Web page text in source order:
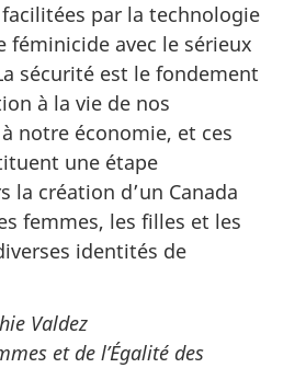
par la technologie
féminicide avec le sérieux
sécurité est le fondement
à la vie de nos
notre économie, et ces
une étape
la création d’un Canada
femmes, les filles et les
identités de
Valdez
et de l’Égalité des